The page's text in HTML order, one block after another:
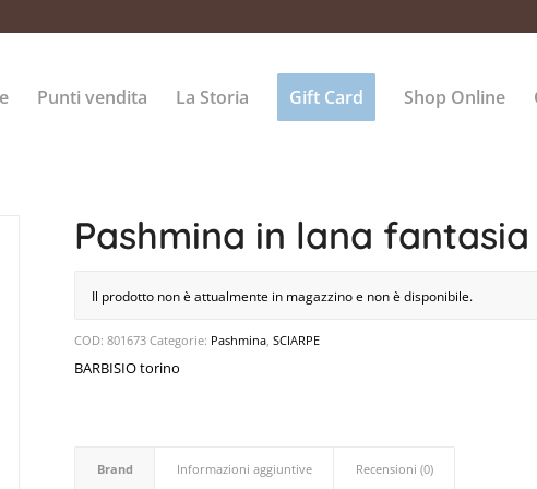
Punti vendita La Storia Gift Card Shop Online
Pashmina in lana
Il prodotto non è attualmente in magazzino e non è disponibile.
COD:801673 Categorie: Pashmina,SCIARPE
BARBISIO torino
Brand Informazioni aggiuntive Recensioni (0)